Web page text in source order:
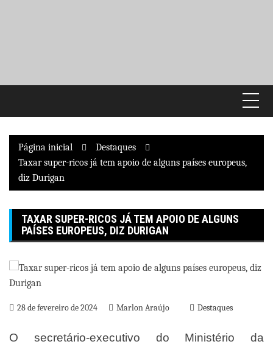
Página inicial
Destaques
Taxar super-ricos já tem apoio de alguns países europeus,
diz Durigan
TAXAR SUPER-RICOS JÁ TEM APOIO DE ALGUNS
PAÍSES EUROPEUS, DIZ DURIGAN
28 de fevereiro de 2024 Marlon Araújo Destaques
O secretário-executivo do Ministério da